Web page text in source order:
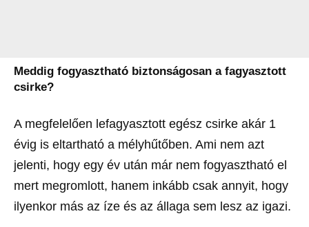
Meddig fogyasztható biztonságosan a fagyasztott
csirke?
A megfelelően lefagyasztott egész csirke akár 1
évig is eltartható a mélyhűtőben. Ami nem azt
jelenti, hogy egy év után már nem fogyasztható el
mert megromlott, hanem inkább csak annyit, hogy
ilyenkor más az íze és az állaga sem lesz az igazi.